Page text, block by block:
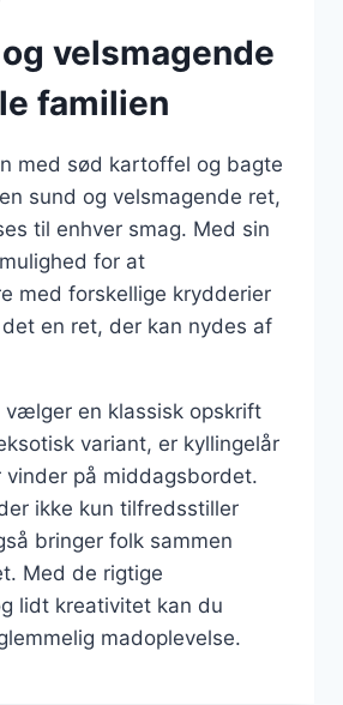
velsmagende
familien
med sød kartoffel og bagte
sund og velsmagende ret,
til enhver smag. Med sin
for at
med forskellige krydderier
en ret, der kan nydes af
vælger en klassisk opskrift
variant, er kyllingelår
vinder på middagsbordet.
ikke kun tilfredsstiller
bringer folk sammen
Med de rigtige
lidt kreativitet kan du
madoplevelse.